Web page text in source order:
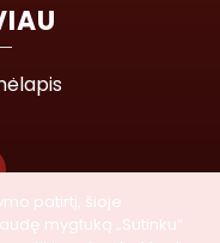
patirtį, šioje
mygtuką „Sutinku“
saugomos